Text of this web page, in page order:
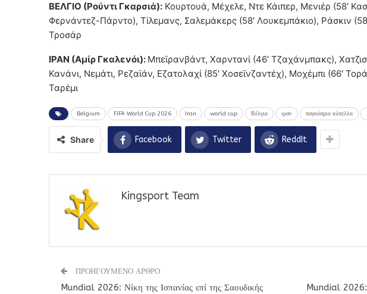
ΒΕΛΓΙΟ (Ρούντι Γκαρσιά): Κουρτουά, Μέχελε, Ντε Κάιπερ, Μενιέρ (58′
Φερνάντεζ-Πάρντο), Τίλεμανς, Σαλεμάκερς (58′ Λουκεμπάκιο), Ράσκιν
Τροσάρ
ΙΡΑΝ (Αμίρ Γκαλενόι): Μπεϊρανβάντ, Χαρντανί (46′ Τζαχάνμπακς),
Κανάνι, Νεμάτι, Ρεζαϊάν, Εζατολαχί (85′ Χοσεϊνζαντέχ), Μοχέμπι (66′
Ταρέμι
Belgium FIFA World Cup 2026 Iran world cup Βέλγιο ιραν παγκόσμιο κύπελλο
Share Facebook Twitter ReddIt
Kingsport Team
ΠΡΟΗΓΟΥΜΕΝΟ ΑΡΘΡΟ
Mundial 2026: Νίκη της Ισπανίας επί της Σαουδικής
Mundial 2026: